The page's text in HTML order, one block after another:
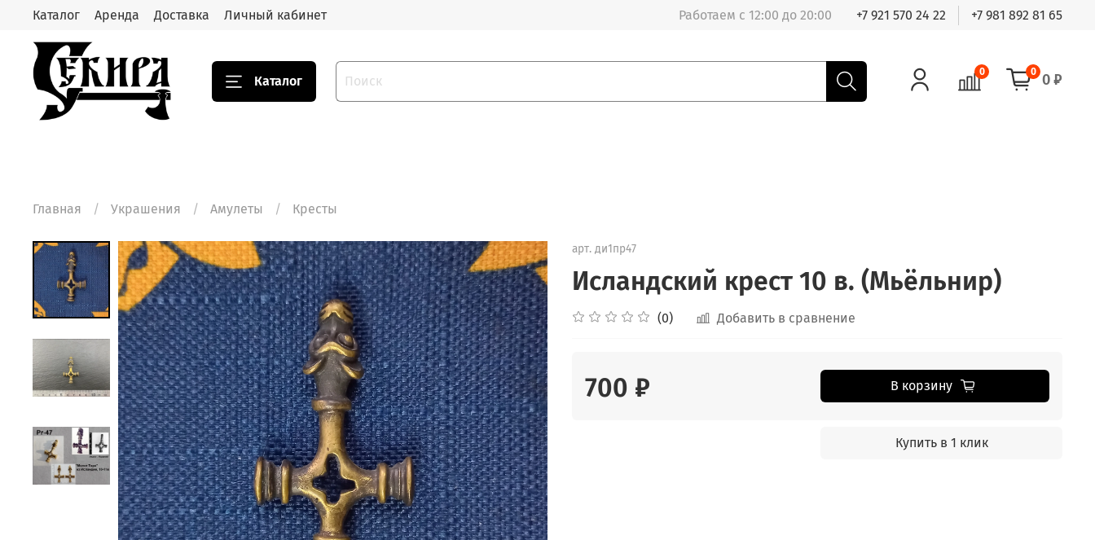
Каталог Аренда Доставка Личный кабинет Работаем с 12:00 до 20:00 +7 921 570 24 22 +7 981 892 81 65
Каталог
0 0 0 ₽
Главная Украшения Амулеты Кресты
арт. ди1пр47
Исландский крест 10 в. (Мьёльнир)
(0) Добавить в сравнение
700 ₽ В корзину
Купить в 1 клик